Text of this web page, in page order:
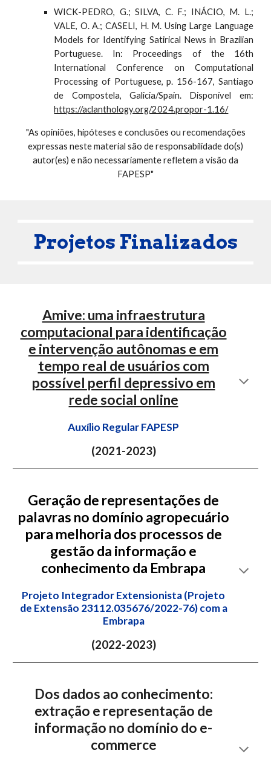
WICK-PEDRO, G.; SILVA, C. F.; INÁCIO, M. L.;
VALE, O. A.; CASELI, H. M. Using Large Language
Models for Identifying Satirical News in Brazilian
Portuguese. In: Proceedings of the 16th
International Conference on Computational
Processing of Portuguese, p. 156-167, Santiago
de Compostela, Galicia/Spain. Disponível em:
https://aclanthology.org/2024.propor-1.16/
"As opiniões, hipóteses e conclusões ou recomendações
expressas neste material são de responsabilidade do(s)
autor(es) e não necessariamente refletem a visão da
FAPESP"
Projetos Finalizados
Amive: uma infraestrutura
computacional para identificação
e intervenção autônomas e em
tempo real de usuários com
possível perfil depressivo em
rede social online
Auxílio Regular FAPESP
(2021-2023)
Geração de representações de
palavras no domínio agropecuário
para melhoria dos processos de
gestão da informação e
conhecimento da Embrapa
Projeto Integrador Extensionista (Projeto
de Extensão 23112.035676/2022-76) com a
Embrapa
(2022-2023)
Dos dados ao conhecimento:
extração e representação de
informação no domínio do e-
commerce